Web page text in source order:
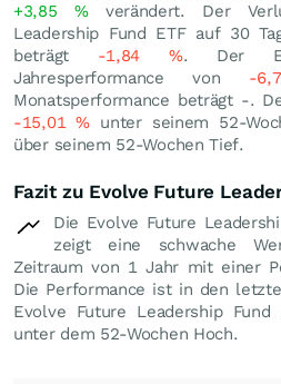
+3,85 %verändert. Der
Leadership Fund ETF auf 30
beträgt -1,84 %. Der
Jahresperformance von -
Monatsperformance beträgt -.
-15,01% unter seinem 52-
über seinem 52-Wochen Tief.
Fazit zu Evolve Future
Die Evolve Future
zeigt eine schwache
Zeitraum von 1 Jahr mit einer
Die Performance ist in den
Evolve Future Leadership
unter dem 52-Wochen Hoch.